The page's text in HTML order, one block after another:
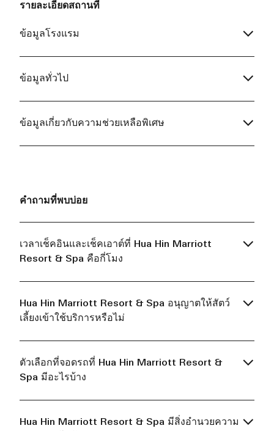
รายละเอียดสถานที่
ข้อมูลโรงแรม
ข้อมูลทั่วไป
ข้อมูลเกี่ยวกับความช่วยเหลือพิเศษ
คำถามที่พบบ่อย
เวลาเช็คอินและเช็คเอาต์ที่ Hua Hin Marriott
Resort & Spa คือกี่โมง
Hua Hin Marriott Resort & Spa อนุญาตให้สัตว์
เลี้ยงเข้าใช้บริการหรือไม่
ตัวเลือกที่จอดรถที่ Hua Hin Marriott Resort &
Spa มีอะไรบ้าง
Hua Hin Marriott Resort & Spa มีสิ่งอำนวยความ